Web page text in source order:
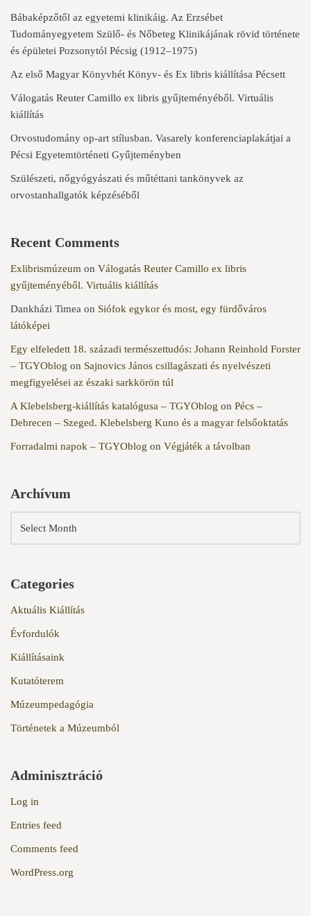
Bábaképzőtől az egyetemi klinikáig. Az Erzsébet
Tudományegyetem Szülő- és Nőbeteg Klinikájának rövid története
és épületei Pozsonytól Pécsig (1912–1975)
Az első Magyar Könyvhét Könyv- és Ex libris kiállítása Pécsett
Válogatás Reuter Camillo ex libris gyűjteményéből. Virtuális
kiállítás
Orvostudomány op-art stílusban. Vasarely konferenciaplakátjai a
Pécsi Egyetemtörténeti Gyűjteményben
Szülészeti, nőgyógyászati és műtéttani tankönyvek az
orvostanhallgatók képzéséből
Recent Comments
Exlibrismúzeum on Válogatás Reuter Camillo ex libris
gyűjteményéből. Virtuális kiállítás
Dankházi Timea on Siófok egykor és most, egy fürdőváros
látóképei
Egy elfeledett 18. századi természettudós: Johann Reinhold Forster
– TGYOblog on Sajnovics János csillagászati és nyelvészeti
megfigyelései az északi sarkkörön túl
A Klebelsberg-kiállítás katalógusa – TGYOblog on Pécs –
Debrecen – Szeged. Klebelsberg Kuno és a magyar felsőoktatás
Forradalmi napok – TGYOblog on Végjáték a távolban
Archívum
Categories
Aktuális Kiállítás
Évfordulók
Kiállításaink
Kutatóterem
Múzeumpedagógia
Történetek a Múzeumból
Adminisztráció
Log in
Entries feed
Comments feed
WordPress.org